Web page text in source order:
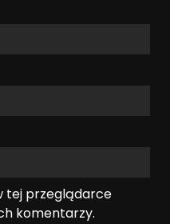
tej przeglądarce
komentarzy.